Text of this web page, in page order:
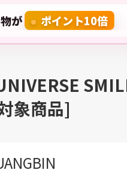
が ポイント10倍
象商品]